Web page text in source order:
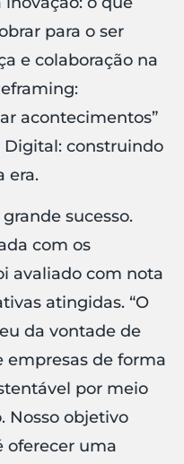
para o ser
e colaboração na
acontecimentos”
Digital: construindo
era.
sucesso.
com os
avaliado com nota
atingidas. “O
da vontade de
empresas de forma
por meio
Nosso objetivo
oferecer uma